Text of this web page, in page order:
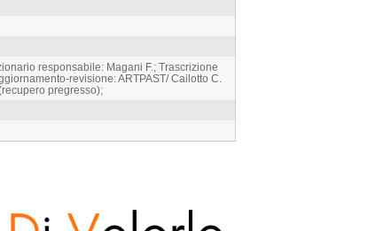
responsabile: Magani F.; Trascrizione
revisione: ARTPAST/ Cailotto C.
pregresso);